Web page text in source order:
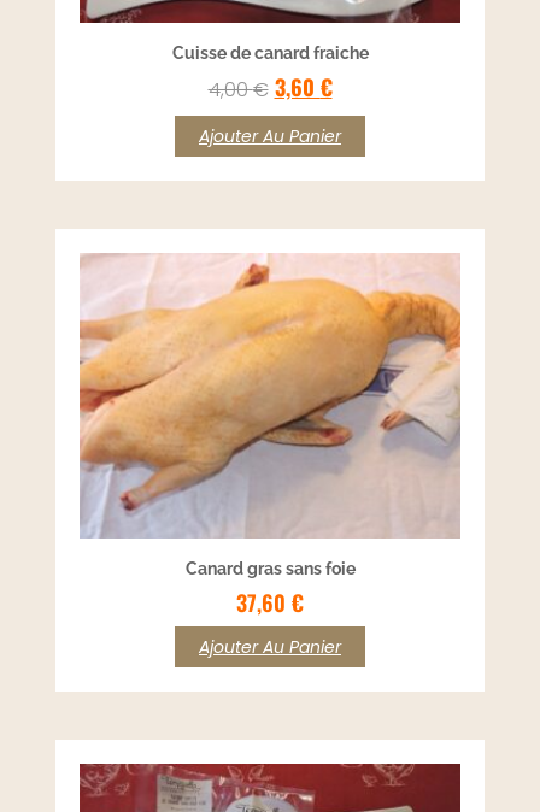
Cuisse de canard fraiche
4,00€ 3,60 €
Ajouter Au Panier
Canard gras sans foie
37,60 €
Ajouter Au Panier